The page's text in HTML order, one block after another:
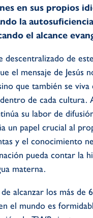
en sus propios
la
el alcance
descentralizado de
el mensaje de Jesús
que también se viva
de cada cultura.
su labor de
un papel crucial al
y el conocimiento
pueda contar la
materna.
alcanzar los más de
el mundo es